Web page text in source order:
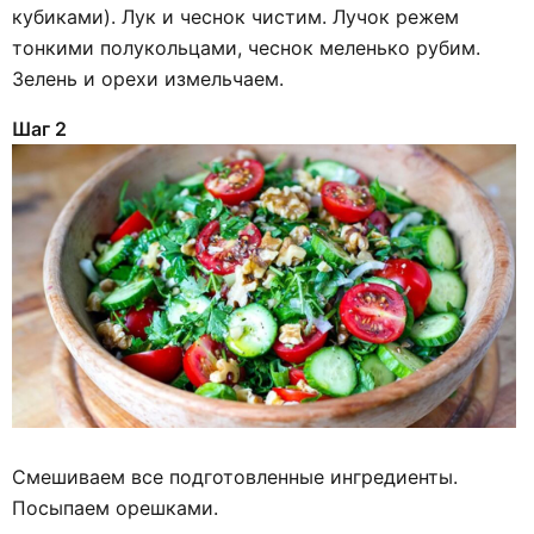
кубиками). Лук и чеснок чистим. Лучок режем
тонкими полукольцами, чеснок меленько рубим.
Зелень и орехи измельчаем.
Шаг 2
Смешиваем все подготовленные ингредиенты.
Посыпаем орешками.